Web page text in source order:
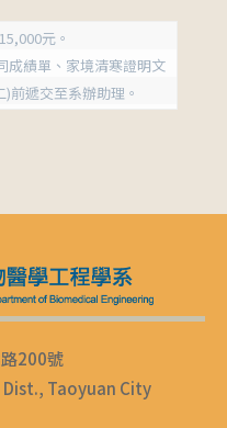
元。
績單、家境清寒證明文
前遞交至系辦助理。
200號
Taoyuan City